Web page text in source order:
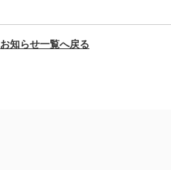
お知らせ一覧へ戻る